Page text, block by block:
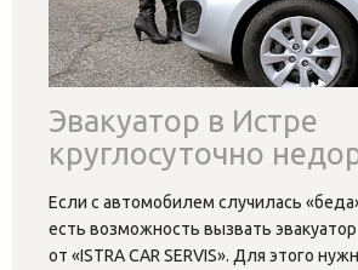
Эвакуатор в Истре
круглосуточно
Если с автомобилем случилась
есть возможность вызвать
от «ISTRA CAR SERVIS». Для этого